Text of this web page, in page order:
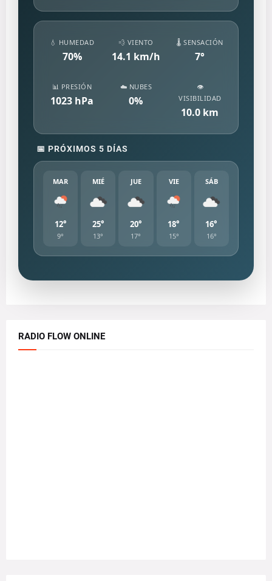
💧 HUMEDAD
70%
💨 VIENTO
14.1 km/h
🌡️ SENSACIÓN
7°
📊 PRESIÓN
1023 hPa
☁️ NUBES
0%
👁️
VISIBILIDAD
10.0 km
📅 PRÓXIMOS 5 DÍAS
MAR
12°
9°
MIÉ
25°
13°
JUE
20°
17°
VIE
18°
15°
SÁB
16°
16°
RADIO FLOW ONLINE